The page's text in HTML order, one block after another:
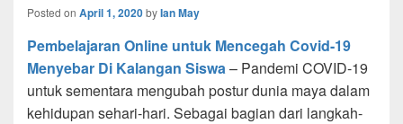
Posted on April 1, 2020byIan May
Pembelajaran Online untuk Mencegah Covid-19
Menyebar Di Kalangan Siswa– Pandemi COVID-19
untuk sementara mengubah postur dunia maya dalam
kehidupan sehari-hari. Sebagai bagian dari langkah-